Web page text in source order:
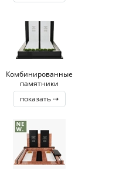
Комбинированные
памятники
показать ⇢